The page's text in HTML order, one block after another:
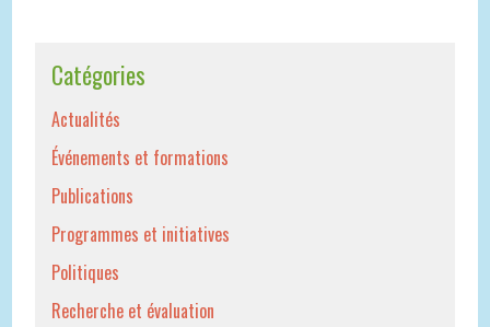
Catégories
Actualités
Événements et formations
Publications
Programmes et initiatives
Politiques
Recherche et évaluation